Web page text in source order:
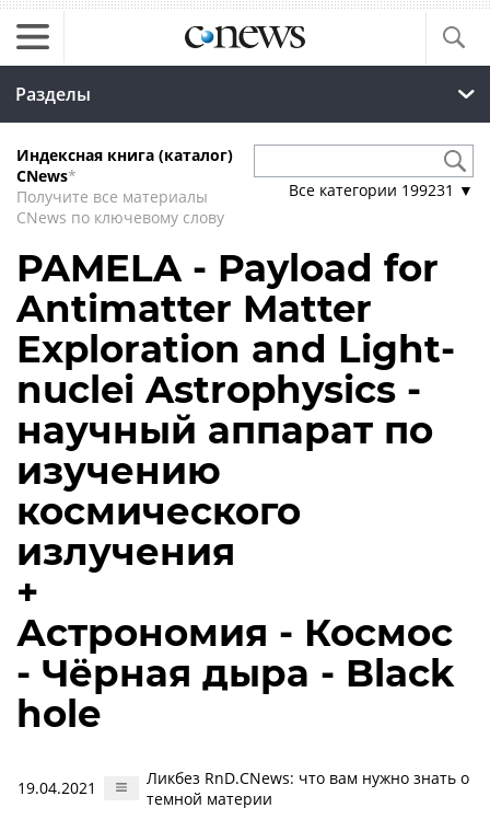
Разделы
Индексная книга (каталог)
CNews*
Получите все материалы
CNews по ключевому слову
Все категории 199231 ▼
PAMELA - Payload for
Antimatter Matter
Exploration and Light-
nuclei Astrophysics -
научный аппарат по
изучению
космического
излучения
+
Астрономия - Космос
- Чёрная дыра - Black
hole
19.04.2021
Ликбез RnD.CNews: что вам нужно знать о
темной материи